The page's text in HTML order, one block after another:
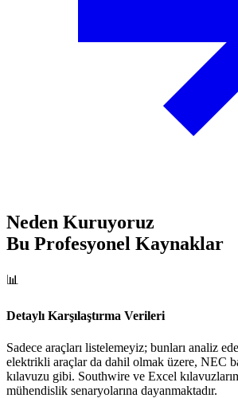
Neden Kuruyoruz
Bu Profesyonel Kaynaklar
📊
Detaylı Karşılaştırma Verileri
Sadece araçları listelemeyiz; bunları analiz
elektrikli araçlar da dahil olmak üzere, NEC
kılavuzu gibi. Southwire ve Excel
mühendislik senaryolarına dayanmaktadır.